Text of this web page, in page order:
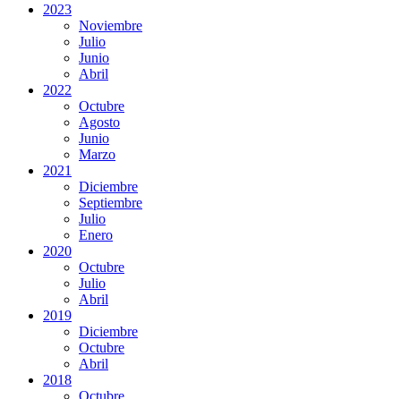
2023
Noviembre
Julio
Junio
Abril
2022
Octubre
Agosto
Junio
Marzo
2021
Diciembre
Septiembre
Julio
Enero
2020
Octubre
Julio
Abril
2019
Diciembre
Octubre
Abril
2018
Octubre